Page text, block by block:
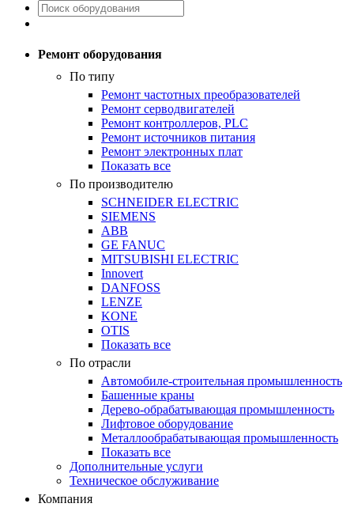
Ремонт оборудования
По типу
Ремонт частотных преобразователей
Ремонт серводвигателей
Ремонт контроллеров, PLC
Ремонт источников питания
Ремонт электронных плат
Показать все
По производителю
SCHNEIDER ELECTRIC
SIEMENS
ABB
GE FANUC
MITSUBISHI ELECTRIC
Innovert
DANFOSS
LENZE
KONE
OTIS
Показать все
По отрасли
Автомобиле-строительная промышленность
Башенные краны
Дерево-обрабатывающая промышленность
Лифтовое оборудование
Металлообрабатывающая промышленность
Показать все
Дополнительные услуги
Техническое обслуживание
Компания